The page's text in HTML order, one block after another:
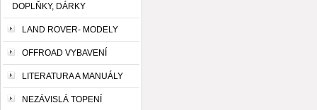
DOPLŇKY, DÁRKY
LAND ROVER- MODELY
OFFROAD VYBAVENÍ
LITERATURA A MANUÁLY
NEZÁVISLÁ TOPENÍ